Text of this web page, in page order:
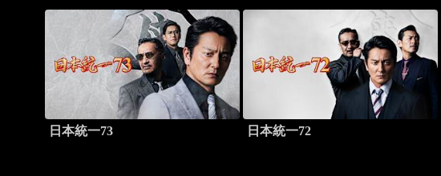
日本統一73 日本統一72